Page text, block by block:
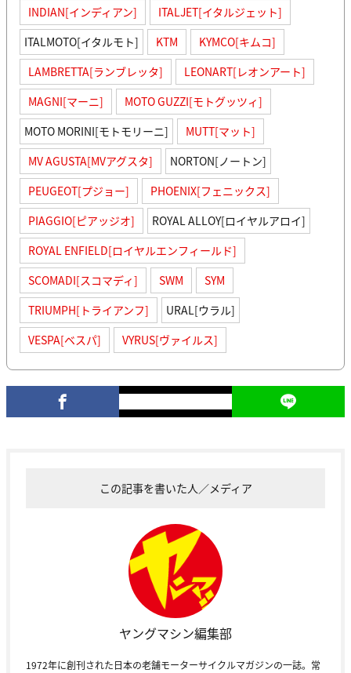
INDIAN[インディアン]
ITALJET[イタルジェット]
ITALMOTO[イタルモト]
KTM
KYMCO[キムコ]
LAMBRETTA[ランブレッタ]
LEONART[レオンアート]
MAGNI[マーニ]
MOTO GUZZI[モトグッツィ]
MOTO MORINI[モトモリーニ]
MUTT[マット]
MV AGUSTA[MVアグスタ]
NORTON[ノートン]
PEUGEOT[プジョー]
PHOENIX[フェニックス]
PIAGGIO[ピアッジオ]
ROYAL ALLOY[ロイヤルアロイ]
ROYAL ENFIELD[ロイヤルエンフィールド]
SCOMADI[スコマディ]
SWM
SYM
TRIUMPH[トライアンフ]
URAL[ウラル]
VESPA[ベスパ]
VYRUS[ヴァイルス]
この記事を書いた人／メディア
ヤングマシン編集部
1972年に創刊された日本の老舗モーターサイクルマガジンの一誌。常